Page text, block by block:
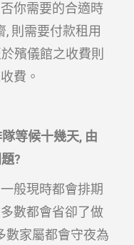
你需要的合適時
, 則需要付款租用
殯儀館之收費則
費。
等候十幾天, 由
?
般現時都會排期
數都會省卻了做
數家屬都會守夜為